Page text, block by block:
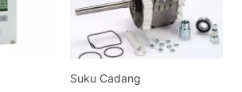
Suku Cadang